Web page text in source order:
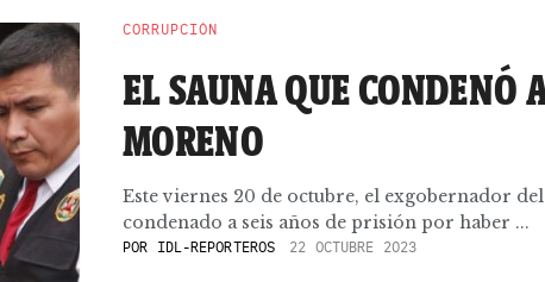
CORRUPCIÓN
EL SAUNA QUE CONDENÓ
MORENO
Este viernes 20 de octubre, el exgobernador
condenado a seis años de prisión por haber ...
POR IDL-REPORTEROS 22 OCTUBRE 2023